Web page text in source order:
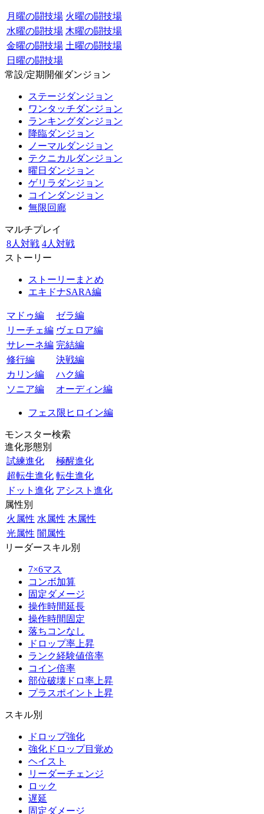
月曜の闘技場 火曜の闘技場
水曜の闘技場 木曜の闘技場
金曜の闘技場 土曜の闘技場
日曜の闘技場
常設/定期開催ダンジョン
ステージダンジョン
ワンタッチダンジョン
ランキングダンジョン
降臨ダンジョン
ノーマルダンジョン
テクニカルダンジョン
曜日ダンジョン
ゲリラダンジョン
コインダンジョン
無限回廊
マルチプレイ
8人対戦 4人対戦
ストーリー
ストーリーまとめ
エキドナSARA編
マドゥ編
ゼラ編
リーチェ編 ヴェロア編
サレーネ編 完結編
修行編
決戦編
カリン編
ハク編
ソニア編
オーディン編
フェス限ヒロイン編
モンスター検索
進化形態別
試練進化
極醒進化
超転生進化 転生進化
ドット進化 アシスト進化
属性別
火属性 水属性 木属性
光属性 闇属性
リーダースキル別
7×6マス
コンボ加算
固定ダメージ
操作時間延長
操作時間固定
落ちコンなし
ドロップ率上昇
ランク経験値倍率
コイン倍率
部位破壊ドロ率上昇
プラスポイント上昇
スキル別
ドロップ強化
強化ドロップ目覚め
ヘイスト
リーダーチェンジ
ロック
遅延
固定ダメージ